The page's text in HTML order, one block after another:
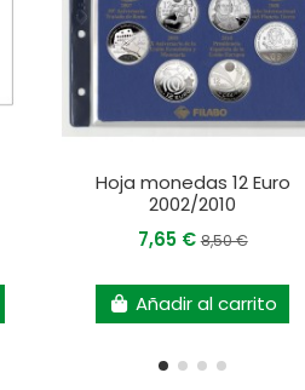
Hoja monedas 12 Euro
2002/2010
7,65 €8,50 €
Añadir al carrito